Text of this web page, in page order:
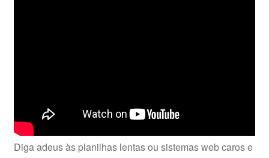
Diga adeus às planilhas lentas ou sistemas web caros e